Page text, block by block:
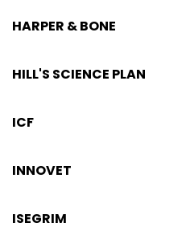
HARPER & BONE
HILL'S SCIENCE PLAN
ICF
INNOVET
ISEGRIM